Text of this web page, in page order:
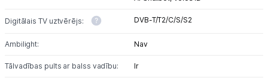
Digitālais TV uztvērējs: DVB-T/T2/C/S/S2
Ambilight: Nav
Tālvadības pults ar balss vadību: Ir